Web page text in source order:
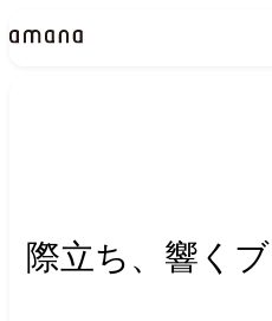
Insightsイン
際立ち、響く